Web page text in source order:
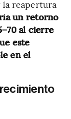
reapertura
un retorno
al cierre
este
en el